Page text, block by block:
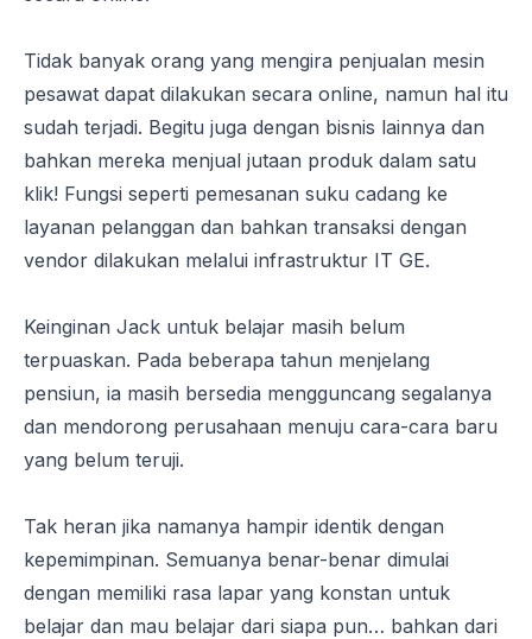
Tidak banyak orang yang mengira penjualan mesin
pesawat dapat dilakukan secara online, namun hal itu
sudah terjadi. Begitu juga dengan bisnis lainnya dan
bahkan mereka menjual jutaan produk dalam satu
klik! Fungsi seperti pemesanan suku cadang ke
layanan pelanggan dan bahkan transaksi dengan
vendor dilakukan melalui infrastruktur IT GE.
Keinginan Jack untuk belajar masih belum
terpuaskan. Pada beberapa tahun menjelang
pensiun, ia masih bersedia mengguncang segalanya
dan mendorong perusahaan menuju cara-cara baru
yang belum teruji.
Tak heran jika namanya hampir identik dengan
kepemimpinan. Semuanya benar-benar dimulai
dengan memiliki rasa lapar yang konstan untuk
belajar dan mau belajar dari siapa pun… bahkan dari